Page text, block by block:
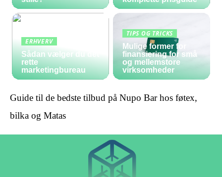
ERHVERV
Sådan vælger du det
rette
marketingbureau
TIPS OG TRICKS
Mulige former for
finansiering for små
og mellemstore
virksomheder
Guide til de bedste tilbud på Nupo Bar hos føtex,
bilka og Matas